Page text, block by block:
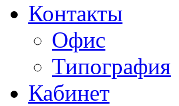
Контакты
Офис
Типография
Кабинет